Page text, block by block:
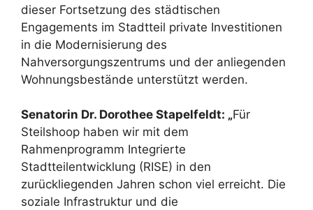
dieser Fortsetzung des städtischen
Engagements im Stadtteil private Investitionen
in die Modernisierung des
Nahversorgungszentrums und der anliegenden
Wohnungsbestände unterstützt werden.
Senatorin Dr. Dorothee Stapelfeldt: „Für
Steilshoop haben wir mit dem
Rahmenprogramm Integrierte
Stadtteilentwicklung (RISE) in den
zurückliegenden Jahren schon viel erreicht. Die
soziale Infrastruktur und die